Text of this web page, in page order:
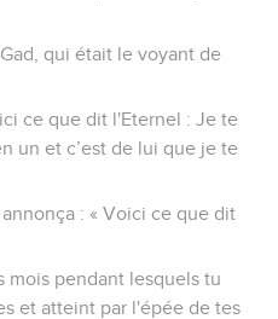
qui était le voyant de
ce que dit l'Eternel : Je te
un et c’est de lui que je te
: « Voici ce que dit
mois pendant lesquels tu
et atteint par l'épée de tes